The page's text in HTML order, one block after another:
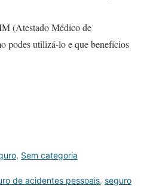
(Atestado Médico de
podes utilizá-lo e que benefícios
, Sem categoria
de acidentes pessoais, seguro